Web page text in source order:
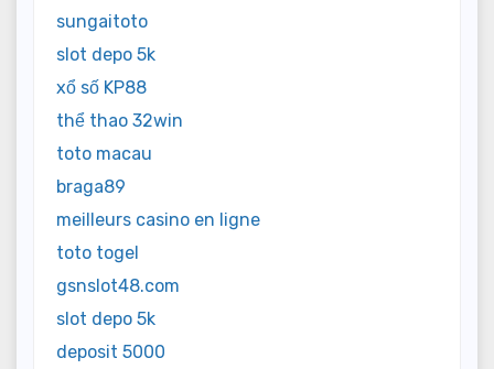
sungaitoto
slot depo 5k
xổ số KP88
thể thao 32win
toto macau
braga89
meilleurs casino en ligne
toto togel
gsnslot48.com
slot depo 5k
deposit 5000